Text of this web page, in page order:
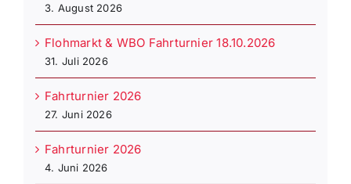
3. August 2026
Flohmarkt & WBO Fahrturnier 18.10.2026
31. Juli 2026
Fahrturnier 2026
27. Juni 2026
Fahrturnier 2026
4. Juni 2026